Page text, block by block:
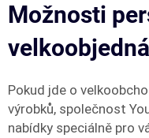
Možnosti
Pokud jde o
výrobků, společnost
nabídky speciálně pro